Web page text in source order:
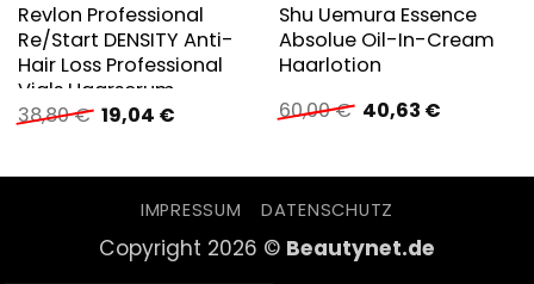
Revlon Professional
Re/Start DENSITY Anti-
Hair Loss Professional
Vials Haarserum
38,80€ Ursprünglicher
Preis
38,80 €
19,04 €Aktueller
19,04 €.
Shu Uemura Essence
Absolue Oil-In-Cream
Haarlotion
60,00€ Ursprünglicher
Preis
40,63 €Aktueller
IMPRESSUM DATENSCHUTZ
Copyright 2026 © Beautynet.de